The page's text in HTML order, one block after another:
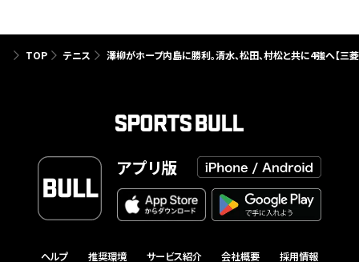
TOP テニス 澤柳がホープ内島に勝利。清水、松田、村松と共に4強へ【
アプリ版
ヘルプ 推奨環境 サービス紹介 会社概要 採用情報